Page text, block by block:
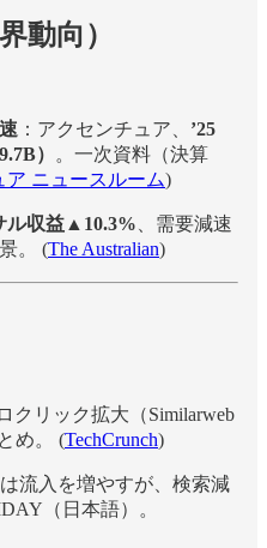
動向）
：アクセンチュア、 ’25
） 。一次資料（決算
ア ニュースルーム)
ル収益▲10.3%、需要減速
。 (The Australian)
クリック拡大（Similarweb
め。 (TechCrunch)
流入を増やすが、検索減
（日本語）。